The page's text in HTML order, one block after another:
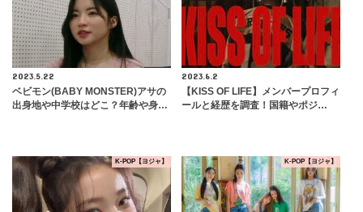
2023.5.22
ベビモン(BABY MONSTER)アサの
出身地や中学校はどこ？年齢や身…
2023.6.2
【KISS OF LIFE】メンバープロフィ
ールと経歴を調査！国籍やポジ…
K-POP【ヨジャ】 K-POP【ヨジャ】